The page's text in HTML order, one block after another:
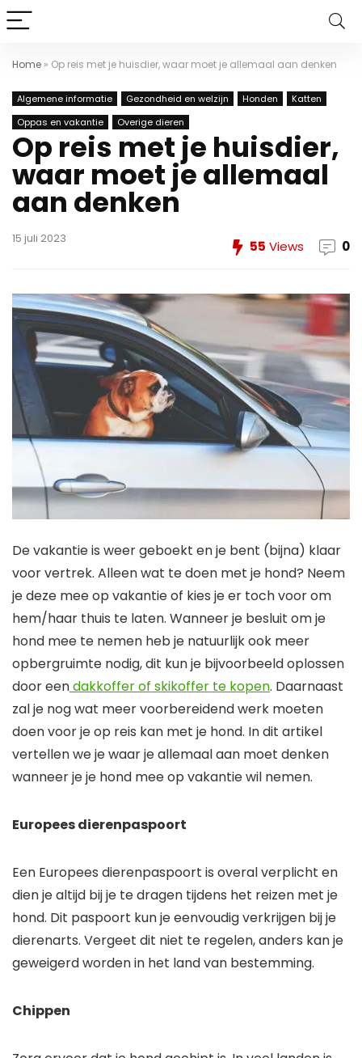
Home » Op reis met je huisdier, waar moet je allemaal aan denken
Algemene informatie Gezondheid en welzijn Honden
Katten
Oppas en vakantie
Overige dieren
Op reis met je huisdier,
waar moet je allemaal
aan denken
15 juli 2023 55 Views 0
De vakantie is weer geboekt en je bent (bijna) klaar
voor vertrek. Alleen wat te doen met je hond? Neem
je deze mee op vakantie of kies je er toch voor om
hem/haar thuis te laten. Wanneer je besluit om je
hond mee te nemen heb je natuurlijk ook meer
opbergruimte nodig, dit kun je bijvoorbeeld oplossen
door eendakkoffer of skikoffer te kopen. Daarnaast
zal je nog wat meer voorbereidend werk moeten
doen voor je op reis kan met je hond. In dit artikel
vertellen we je waar je allemaal aan moet denken
wanneer je je hond mee op vakantie wil nemen.
Europees dierenpaspoort
Een Europees dierenpaspoort is overal verplicht en
dien je altijd bij je te dragen tijdens het reizen met je
hond. Dit paspoort kun je eenvoudig verkrijgen bij je
dierenarts. Vergeet dit niet te regelen, anders kan je
geweigerd worden in het land van bestemming.
Chippen